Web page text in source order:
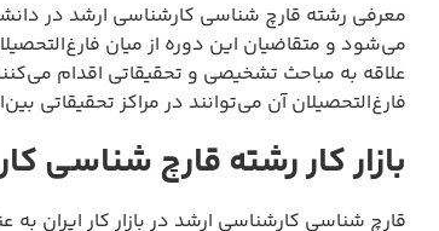
معرفی رشته قارچ شناسی کارشناسی ارشد در
می‌شود و متقاضیان این دوره از میان
علاقه به مباحث تشخیصی و تحقیقاتی اقدام
فارغ‌التحصیلان آن می‌توانند در مراکز تحقیقاتی
بازار کار رشته قارچ شناسی
قارچ شناسی کارشناسی ارشد در بازار کار ایران